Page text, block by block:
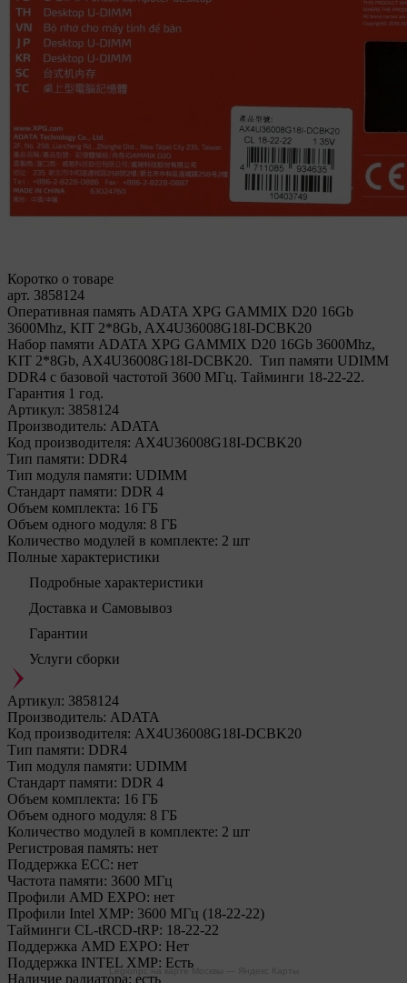
Коротко о товаре
арт. 3858124
Оперативная память ADATA XPG GAMMIX D20 16Gb
3600Mhz, KIT 2*8Gb, AX4U36008G18I-DCBK20
Набор памяти ADATA XPG GAMMIX D20 16Gb 3600Mhz,
KIT 2*8Gb, AX4U36008G18I-DCBK20. Тип памяти UDIMM
DDR4 с базовой частотой 3600 МГц. Тайминги 18-22-22.
Гарантия 1 год.
Артикул: 3858124
Производитель: ADATA
Код производителя: AX4U36008G18I-DCBK20
Тип памяти: DDR4
Тип модуля памяти: UDIMM
Стандарт памяти: DDR 4
Объем комплекта: 16 ГБ
Объем одного модуля: 8 ГБ
Количество модулей в комплекте: 2 шт
Полные характеристики
Подробные характеристики
Доставка и Самовывоз
Гарантии
Услуги сборки
Артикул: 3858124
Производитель: ADATA
Код производителя: AX4U36008G18I-DCBK20
Тип памяти: DDR4
Тип модуля памяти: UDIMM
Стандарт памяти: DDR 4
Объем комплекта: 16 ГБ
Объем одного модуля: 8 ГБ
Количество модулей в комплекте: 2 шт
Регистровая память: нет
Поддержка ECC: нет
Частота памяти: 3600 МГц
Профили AMD EXPO: нет
Профили Intel XMP: 3600 МГц (18-22-22)
Тайминги CL-tRCD-tRP: 18-22-22
Поддержка AMD EXPO: Нет
Поддержка INTEL XMP: Есть
Наличие радиатора: есть
Legionpc на карте Москвы — Яндекс Карты